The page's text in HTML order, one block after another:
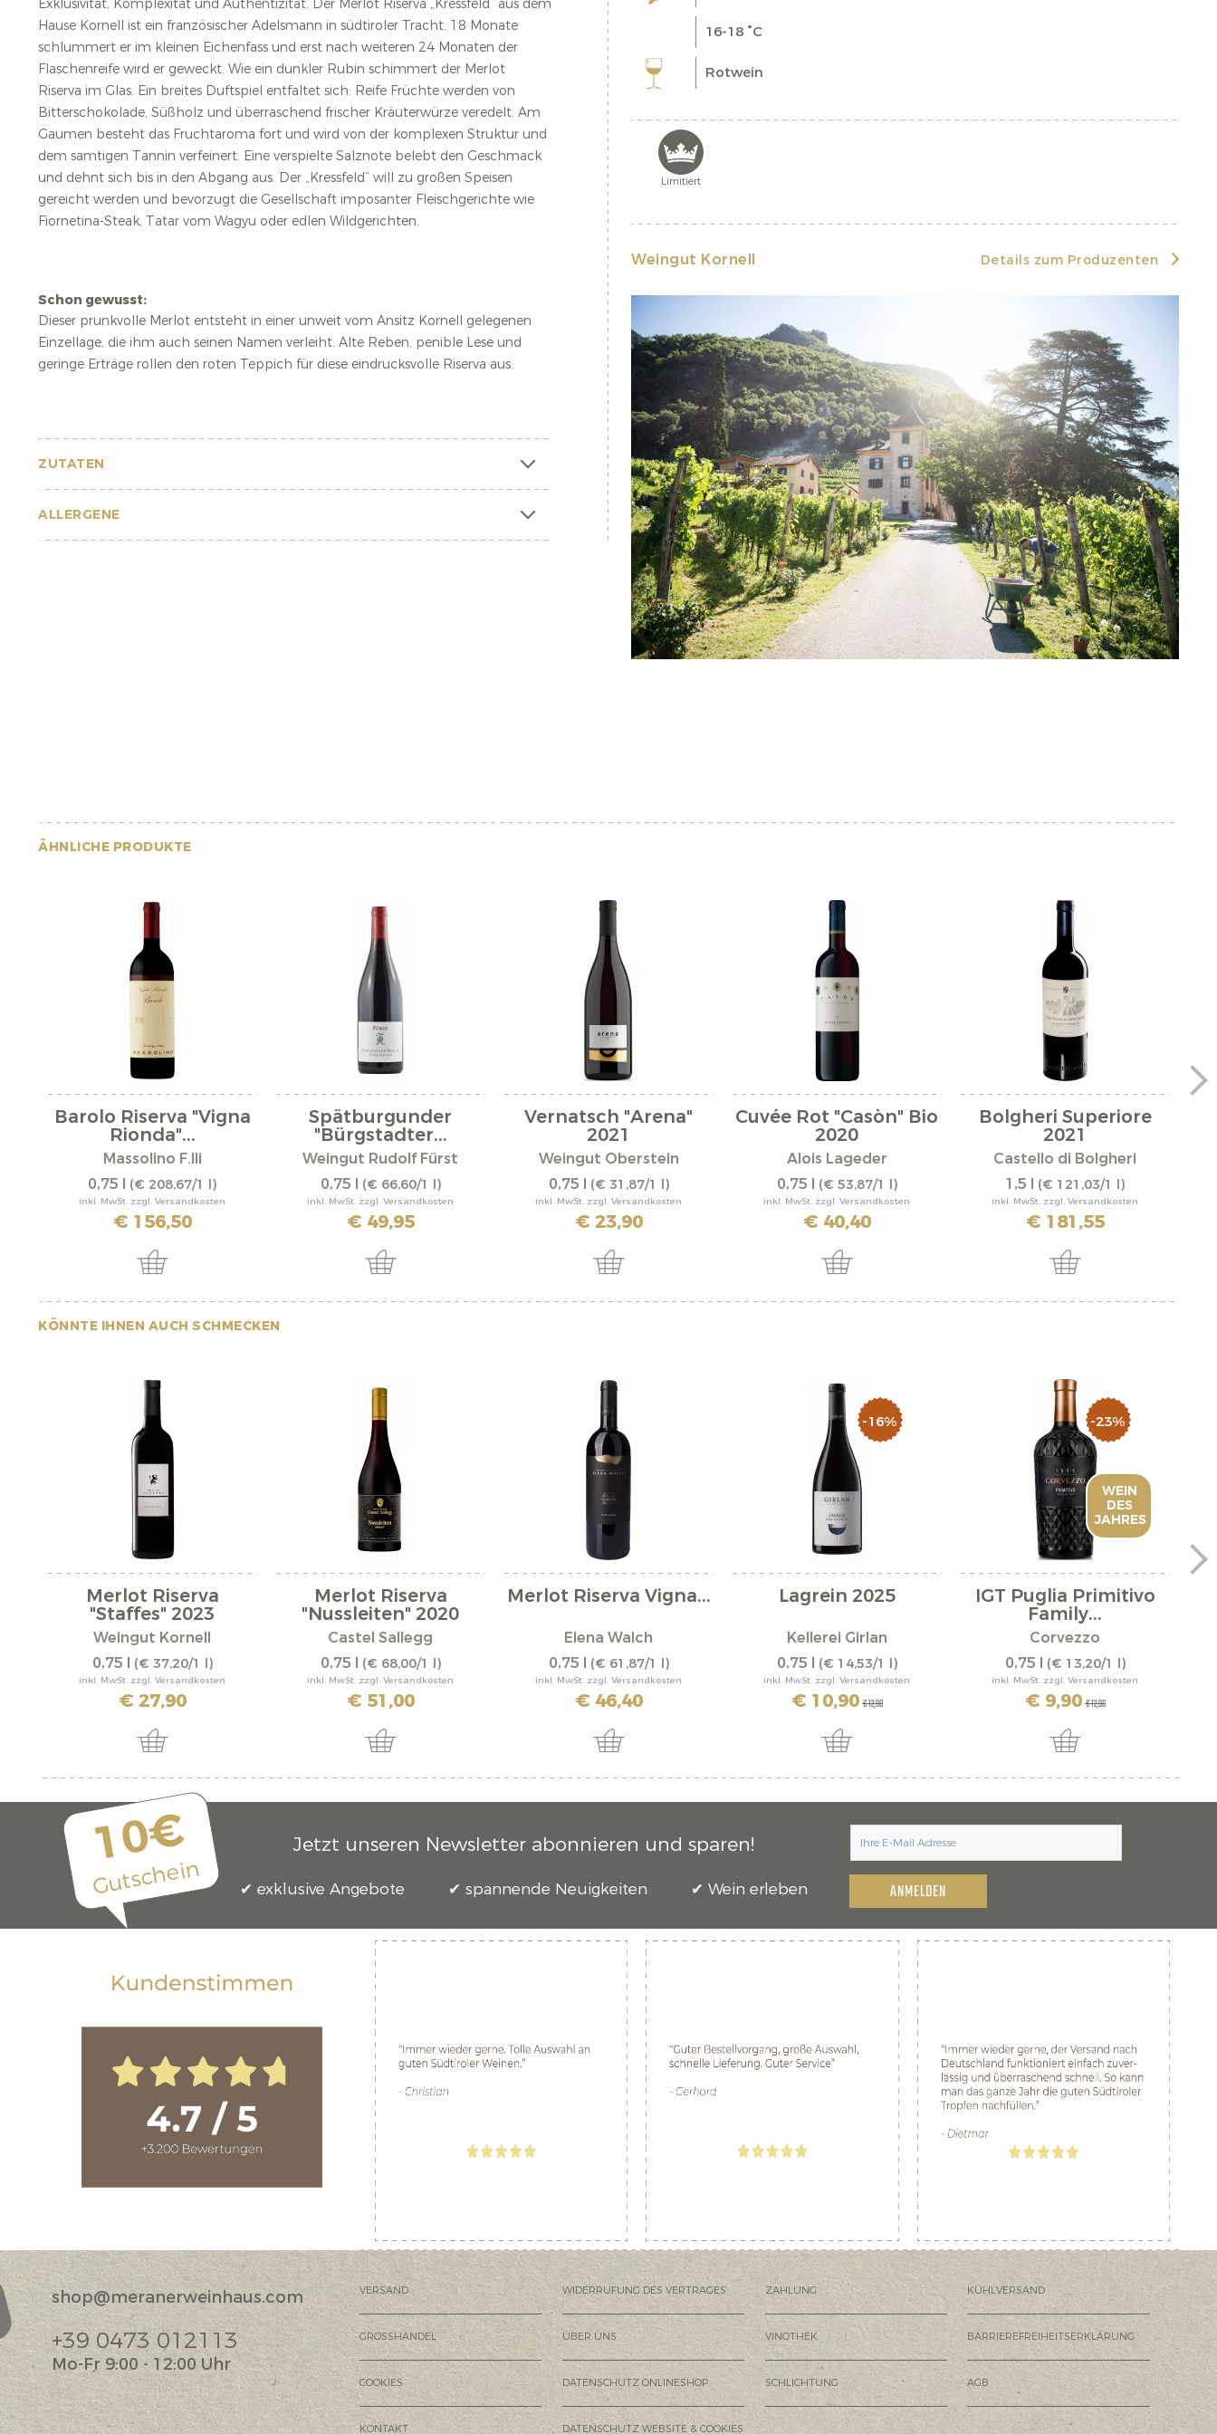
Exklusivität, Komplexität und Authentizität. Der Merlot Riserva „Kressfeld“ aus dem
Hause Kornell ist ein französischer Adelsmann in südtiroler Tracht. 18 Monate
schlummert er im kleinen Eichenfass und erst nach weiteren 24 Monaten der
Flaschenreife wird er geweckt. Wie ein dunkler Rubin schimmert der Merlot
Riserva im Glas. Ein breites Duftspiel entfaltet sich: Reife Früchte werden von
Bitterschokolade, Süßholz und überraschend frischer Kräuterwürze veredelt. Am
Gaumen besteht das Fruchtaroma fort und wird von der komplexen Struktur und
dem samtigen Tannin verfeinert. Eine verspielte Salznote belebt den Geschmack
und dehnt sich bis in den Abgang aus. Der „Kressfeld“ will zu großen Speisen
gereicht werden und bevorzugt die Gesellschaft imposanter Fleischgerichte wie
Fiornetina-Steak, Tatar vom Wagyu oder edlen Wildgerichten.
Schon gewusst:
Dieser prunkvolle Merlot entsteht in einer unweit vom Ansitz Kornell gelegenen
Einzellage, die ihm auch seinen Namen verleiht. Alte Reben, penible Lese und
geringe Erträge rollen den roten Teppich für diese eindrucksvolle Riserva aus.
ZUTATEN
ALLERGENE
16-18 °C
Rotwein
Limitiert
Weingut Kornell Details zum Produzenten
ÄHNLICHE PRODUKTE
Barolo Riserva "Vigna
Rionda"...
Massolino F.lli
0,75 l (€ 208,67/1 l)
inkl. MwSt. zzgl. Versandkosten
€ 156,50
Spätburgunder
"Bürgstadter...
Weingut Rudolf Fürst
0,75 l (€ 66,60/1 l)
inkl. MwSt. zzgl. Versandkosten
€ 49,95
Vernatsch "Arena"
2021
Weingut Oberstein
0,75 l (€ 31,87/1 l)
inkl. MwSt. zzgl. Versandkosten
€ 23,90
Cuvée Rot "Casòn" Bio
2020
Alois Lageder
0,75 l (€ 53,87/1 l)
inkl. MwSt. zzgl. Versandkosten
€ 40,40
Bolgheri Superiore
2021
Castello di Bolgheri
1,5 l (€ 121,03/1 l)
inkl. MwSt. zzgl. Versandkosten
€ 181,55
KÖNNTE IHNEN AUCH SCHMECKEN
Merlot Riserva
"Staffes" 2023
Weingut Kornell
0,75 l (€ 37,20/1 l)
inkl. MwSt. zzgl. Versandkosten
€ 27,90
Merlot Riserva
"Nussleiten" 2020
Castel Sallegg
0,75 l (€ 68,00/1 l)
inkl. MwSt. zzgl. Versandkosten
€ 51,00
Merlot Riserva Vigna...
Elena Walch
0,75 l (€ 61,87/1 l)
inkl. MwSt. zzgl. Versandkosten
€ 46,40
-16%
Lagrein 2025
Kellerei Girlan
0,75 l (€ 14,53/1 l)
inkl. MwSt. zzgl. Versandkosten
€ 10,90 € 12,90
-23%
WEIN
DES
JAHRES
IGT Puglia Primitivo
Family...
Corvezzo
0,75 l (€ 13,20/1 l)
inkl. MwSt. zzgl. Versandkosten
€ 9,90 € 12,90
10€
Gutschein
Jetzt unseren Newsletter abonnieren und sparen!
exklusive Angebote spannende Neuigkeiten Wein erleben ANMELDEN
shop@meranerweinhaus.com
+39 0473 012113
Mo-Fr 9:00 - 12:00 Uhr
VERSAND WIDERRUFUNG DES VERTRAGES ZAHLUNG KÜHLVERSAND
GROSSHANDEL ÜBER UNS VINOTHEK BARRIEREFREIHEITSERKLÄRUNG
COOKIES DATENSCHUTZ ONLINESHOP SCHLICHTUNG AGB
KONTAKT DATENSCHUTZ WEBSITE & COOKIES